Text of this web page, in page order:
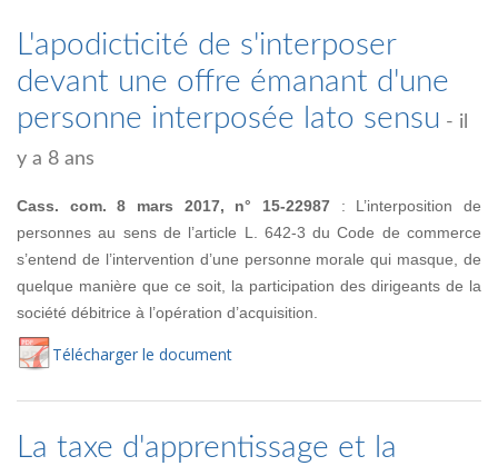
L'apodicticité de s'interposer
devant une offre émanant d'une
personne interposée lato sensu - il
y a 8 ans
Cass. com. 8 mars 2017, n° 15-22987 : L’interposition de
personnes au sens de l’article L. 642-3 du Code de commerce
s’entend de l’intervention d’une personne morale qui masque, de
quelque manière que ce soit, la participation des dirigeants de la
société débitrice à l’opération d’acquisition.
Télécharger le document
La taxe d'apprentissage et la